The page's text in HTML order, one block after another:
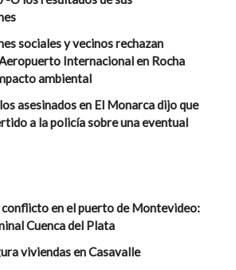
sociales y vecinos rechazan
Internacional en Rocha
ambiental
asesinados en El Monarca dijo que
a la policía sobre una eventual
conflicto en el puerto de Montevideo:
Cuenca del Plata
viviendas en Casavalle